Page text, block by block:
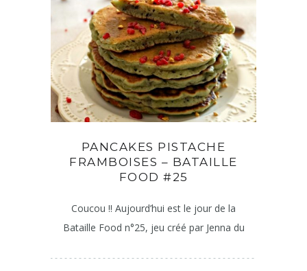
PANCAKES PISTACHE
FRAMBOISES – BATAILLE
FOOD #25
Coucou !! Aujourd’hui est le jour de la
Bataille Food n°25, jeu créé par Jenna du